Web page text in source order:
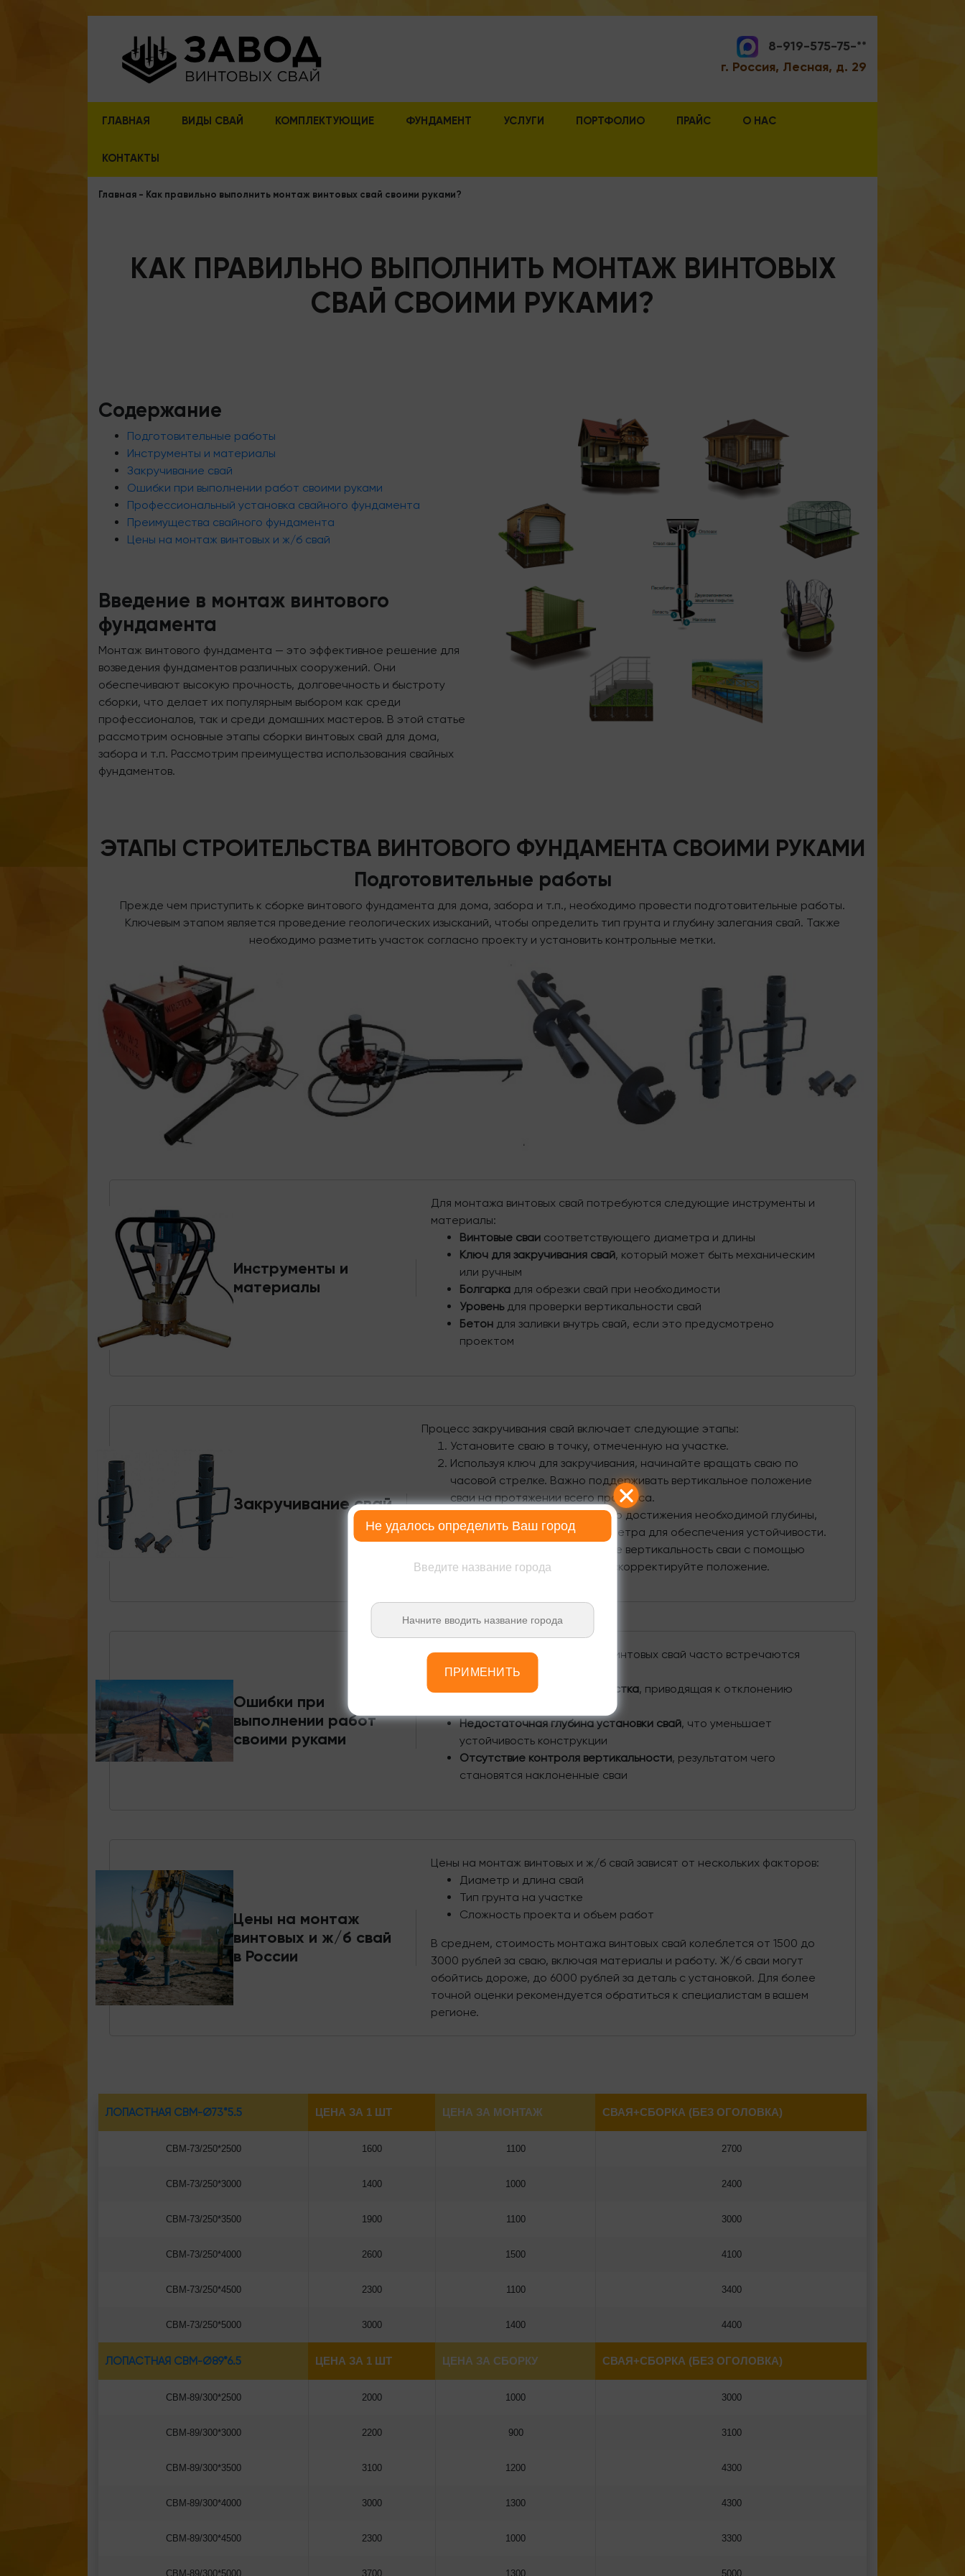
8-919-575-75-**
г. Россия, Лесная, д. 29
ГЛАВНАЯ ВИДЫ СВАЙ КОМПЛЕКТУЮЩИЕ ФУНДАМЕНТ УСЛУГИ ПОРТФОЛИО ПРАЙС О НАС
КОНТАКТЫ
Главная - Как правильно выполнить монтаж винтовых свай своими руками?
КАК ПРАВИЛЬНО ВЫПОЛНИТЬ МОНТАЖ ВИНТОВЫХ
СВАЙ СВОИМИ РУКАМИ?
Содержание
Подготовительные работы
Инструменты и материалы
Закручивание свай
Ошибки при выполнении работ своими руками
Профессиональный установка свайного фундамента
Преимущества свайного фундамента
Цены на монтаж винтовых и ж/б свай
Введение в монтаж винтового
фундамента
Монтаж винтового фундамента — это эффективное решение для
возведения фундаментов различных сооружений. Они
обеспечивают высокую прочность, долговечность и быстроту
сборки, что делает их популярным выбором как среди
профессионалов, так и среди домашних мастеров. В этой статье
рассмотрим основные этапы сборки винтовых свай для дома,
забора и т.п. Рассмотрим преимущества использования свайных
фундаментов.
ЭТАПЫ СТРОИТЕЛЬСТВА ВИНТОВОГО ФУНДАМЕНТА СВОИМИ РУКАМИ
Подготовительные работы
Прежде чем приступить к сборке винтового фундамента для дома, забора и т.п., необходимо провести подготовительные работы.
Ключевым этапом является проведение геологических изысканий, чтобы определить тип грунта и глубину залегания свай. Также
необходимо разметить участок согласно проекту и установить контрольные метки.
Инструменты и
материалы
Для монтажа винтовых свай потребуются следующие инструменты и
материалы:
Винтовые сваи соответствующего диаметра и длины
Ключ для закручивания свай, который может быть механическим
или ручным
Болгарка для обрезки свай при необходимости
Уровеньдля проверки вертикальности свай
Бетон для заливки внутрь свай, если это предусмотрено
проектом
Закручивание свай
Процесс закручивания свай включает следующие этапы:
Установите сваю в точку, отмеченную на участке.
Используя ключ для закручивания, начинайте вращать сваю по
часовой стрелке. Важно поддерживать вертикальное положение
сваи на протяжении всего процесса.
Продолжайте закручивание до достижения необходимой глубины,
как правило, это минимум 1.5 метра для обеспечения устойчивости.
После закручивания проверьте вертикальность сваи с помощью
уровня и при необходимости скорректируйте положение.
Ошибки при
выполнении работ
своими руками
При самостоятельном монтаже винтовых свай часто встречаются
следующие ошибки:
Неправильная разметка участка, приводящая к отклонению
Недостаточная глубина установки свай, что уменьшает
устойчивость конструкции
Отсутствие контроля вертикальности, результатом чего
становятся наклоненные сваи
Цены на монтаж
винтовых и ж/б свай
в России
Цены на монтаж винтовых и ж/б свай зависят от нескольких факторов:
Диаметр и длина свай
Тип грунта на участке
Сложность проекта и объем работ
В среднем, стоимость монтажа винтовых свай колеблется от 1500 до
3000 рублей за сваю, включая материалы и работу. Ж/б сваи могут
обойтись дороже, до 6000 рублей за деталь с установкой. Для более
точной оценки рекомендуется обратиться к специалистам в вашем
регионе.
ЛОПАСТНАЯ СВМ-Ø73*5.5 ЦЕНА ЗА 1 ШТ ЦЕНА ЗА МОНТАЖ СВАЯ+СБОРКА (БЕЗ ОГОЛОВКА)
СВМ-73/250*2500 1600 1100 2700
СВМ-73/250*3000 1400 1000 2400
СВМ-73/250*3500 1900 1100 3000
СВМ-73/250*4000 2600 1500 4100
СВМ-73/250*4500 2300 1100 3400
СВМ-73/250*5000 3000 1400 4400
ЛОПАСТНАЯ СВМ-Ø89*6.5 ЦЕНА ЗА 1 ШТ ЦЕНА ЗА СБОРКУ СВАЯ+СБОРКА (БЕЗ ОГОЛОВКА)
СВМ-89/300*2500 2000 1000 3000
СВМ-89/300*3000 2200 900 3100
СВМ-89/300*3500 3100 1200 4300
СВМ-89/300*4000 3000 1300 4300
СВМ-89/300*4500 2300 1000 3300
СВМ-89/300*5000 3700 1300 5000
Не удалось определить Ваш город
Введите название города
ПРИМЕНИТЬ